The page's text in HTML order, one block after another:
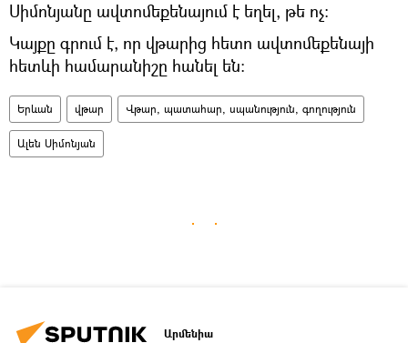
Սիմոնյանը ավտոմեքենայում է եղել, թե ոչ։
Կայքը գրում է, որ վթարից հետո ավտոմեքենայի
հետևի համարանիշը հանել են։
Երևան վթար Վթար, պատահար, սպանություն, գողություն
Ալեն Սիմոնյան
Արմենիա